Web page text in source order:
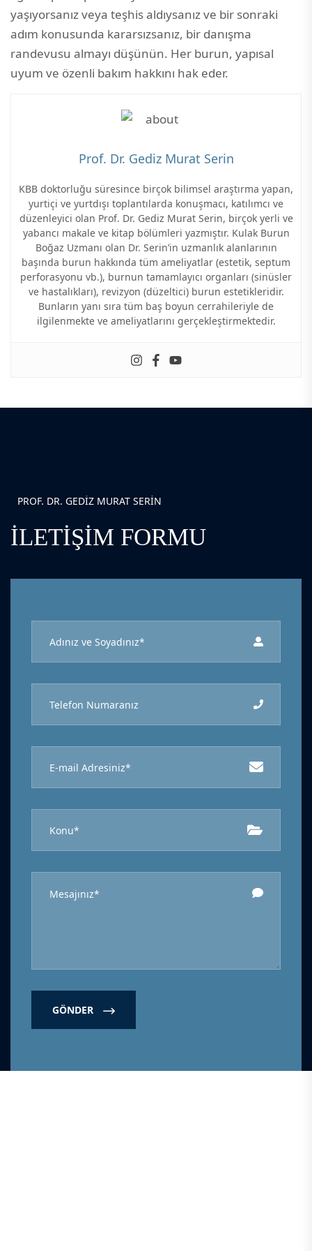
yaşıyorsanız veya teşhis aldıysanız ve bir sonraki
adım konusunda kararsızsanız, bir danışma
randevusu almayı düşünün. Her burun, yapısal
uyum ve özenli bakım hakkını hak eder.
Prof. Dr. Gediz Murat Serin
KBB doktorluğu süresince birçok bilimsel araştırma yapan,
yurtiçi ve yurtdışı toplantılarda konuşmacı, katılımcı ve
düzenleyici olan Prof. Dr. Gediz Murat Serin, birçok yerli ve
yabancı makale ve kitap bölümleri yazmıştır. Kulak Burun
Boğaz Uzmanı olan Dr. Serin’in uzmanlık alanlarının
başında burun hakkında tüm ameliyatlar (estetik, septum
perforasyonu vb.), burnun tamamlayıcı organları (sinüsler
ve hastalıkları), revizyon (düzeltici) burun estetikleridir.
Bunların yanı sıra tüm baş boyun cerrahileriyle de
ilgilenmekte ve ameliyatlarını gerçekleştirmektedir.
PROF. DR. GEDIZ MURAT SERIN
İLETIŞIM FORMU
GÖNDER